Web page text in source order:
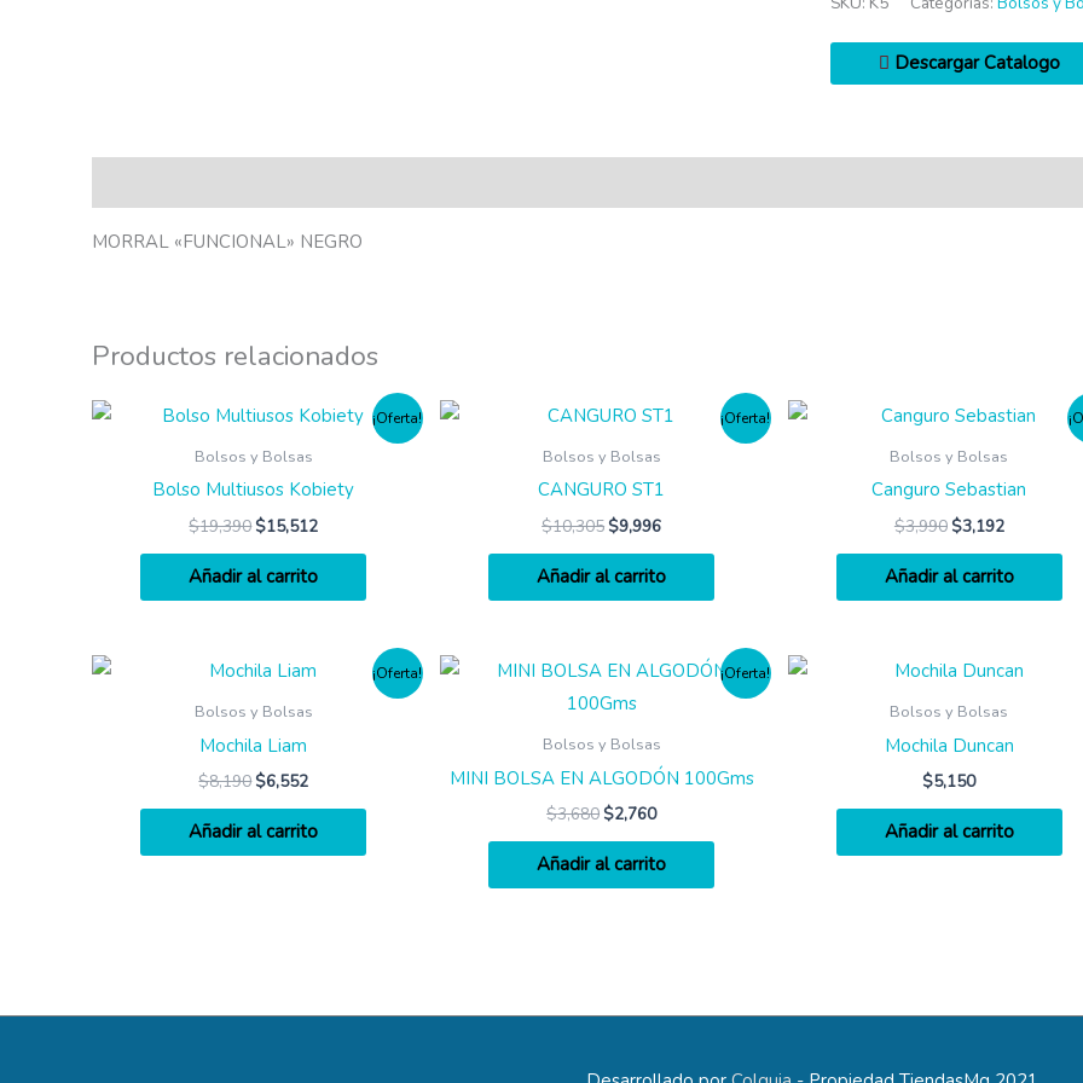
Descargar Catalogo
MORRAL «FUNCIONAL» NEGRO
Productos relacionados
¡Oferta!
Bolsos y Bolsas
Bolso Multiusos Kobiety
$19,390$15,512
Añadir al carrito
¡Oferta!
Bolsos y Bolsas
CANGURO ST1
$10,305 $9,996
Añadir al carrito
Bolsos y Bolsas
Canguro Sebastian
$3,990 $3,192
Añadir al carrito
¡Oferta!
Bolsos y Bolsas
Mochila Liam
$8,190$6,552
Añadir al carrito
¡Oferta!
Bolsos y Bolsas
MINI BOLSA EN ALGODÓN 100Gms
$3,680 $2,760
Añadir al carrito
Bolsos y Bolsas
Mochila Duncan
$5,150
Añadir al carrito